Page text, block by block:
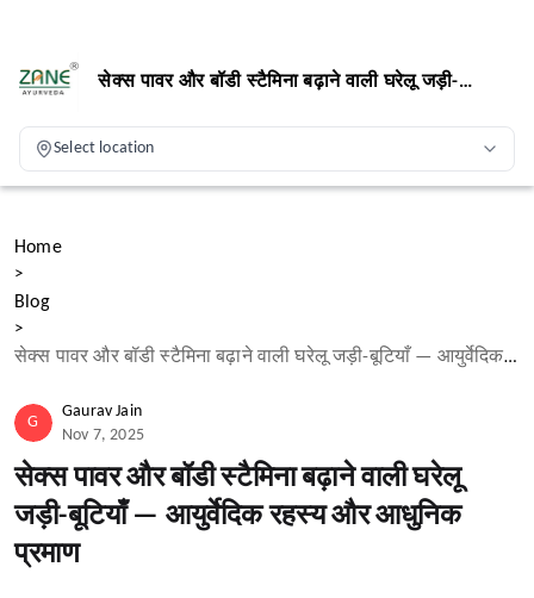
सेक्स पावर और बॉडी स्टैमिना बढ़ाने वाली घरेलू जड़ी-
Select location
Home
>
Blog
>
सेक्स पावर और बॉडी स्टैमिना बढ़ाने वाली घरेलू जड़ी-बूटियाँ — आयुर्वेदिक रहस्य और आधुनिक प्रमाण
G
Gaurav Jain
Nov 7, 2025
सेक्स पावर और बॉडी स्टैमिना बढ़ाने वाली घरेलू
जड़ी-बूटियाँ — आयुर्वेदिक रहस्य और आधुनिक
प्रमाण